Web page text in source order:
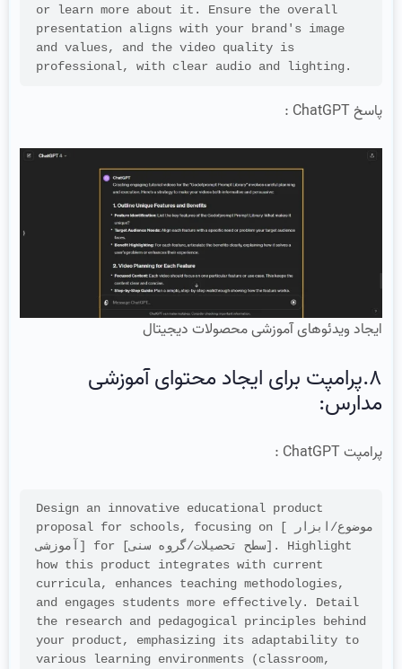
or learn more about it. Ensure the overall
presentation aligns with your brand's image
and values, and the video quality is
professional, with clear audio and lighting.
پاسخ ChatGPT :
ایجاد ویدئوهای آموزشی محصولات دیجیتال
8.پرامپت برای ایجاد محتوای آموزشی
مدارس:
پرامپت ChatGPT :
Design an innovative educational product
proposal for schools, focusing on [موضوع/ابزار
آموزشی] for [سطح تحصیلات/گروه سنی]. Highlight
how this product integrates with current
curricula, enhances teaching methodologies,
and engages students more effectively. Detail
the research and pedagogical principles behind
your product, emphasizing its adaptability to
various learning environments (classroom,